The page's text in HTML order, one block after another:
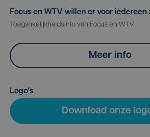
Focus en WTV willen er voor iedereen
Toegankelijkheidsinfo van Focus en WTV
Meer info
Logo's
Download onze